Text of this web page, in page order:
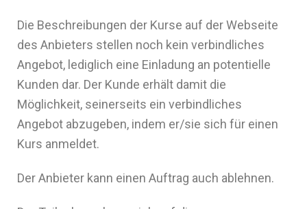
Die Beschreibungen der Kurse auf der Webseite
des Anbieters stellen noch kein verbindliches
Angebot, lediglich eine Einladung an potentielle
Kunden dar. Der Kunde erhält damit die
Möglichkeit, seinerseits ein verbindliches
Angebot abzugeben, indem er/sie sich für einen
Kurs anmeldet.
Der Anbieter kann einen Auftrag auch ablehnen.